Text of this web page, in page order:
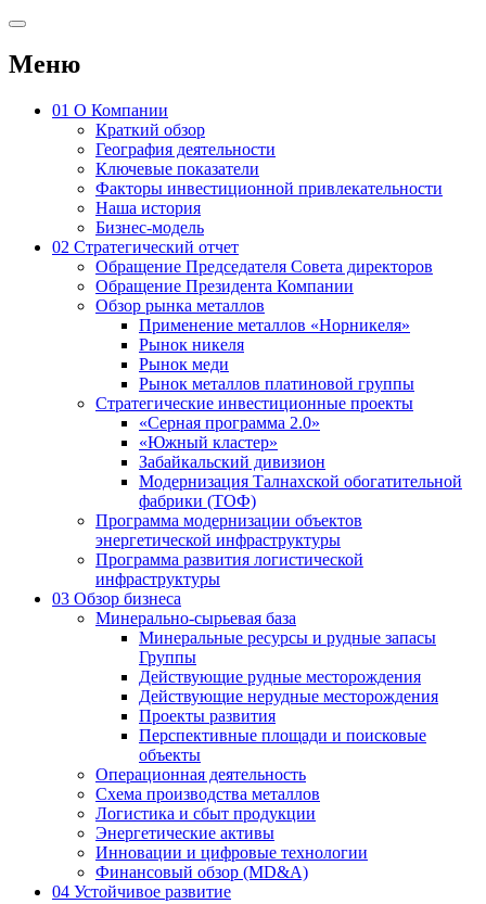
Меню
01 О Компании
Краткий обзор
География деятельности
Ключевые показатели
Факторы инвестиционной привлекательности
Наша история
Бизнес-модель
02 Стратегический отчет
Обращение Председателя Совета директоров
Обращение Президента Компании
Обзор рынка металлов
Применение металлов «Норникеля»
Рынок никеля
Рынок меди
Рынок металлов платиновой группы
Стратегические инвестиционные проекты
«Серная программа 2.0»
«Южный кластер»
Забайкальский дивизион
Модернизация Талнахской обогатительной
фабрики (ТОФ)
Программа модернизации объектов
энергетической инфраструктуры
Программа развития логистической
инфраструктуры
03 Обзор бизнеса
Минерально-сырьевая база
Минеральные ресурсы и рудные запасы
Группы
Действующие рудные месторождения
Действующие нерудные месторождения
Проекты развития
Перспективные площади и поисковые
объекты
Операционная деятельность
Схема производства металлов
Логистика и сбыт продукции
Энергетические активы
Инновации и цифровые технологии
Финансовый обзор (MD&A)
04 Устойчивое развитие